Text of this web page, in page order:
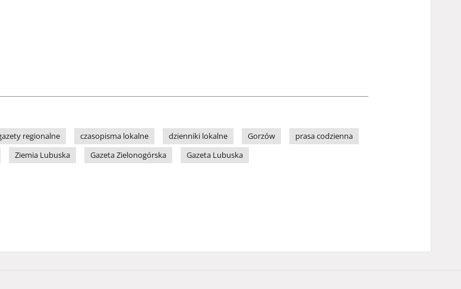
regionalne czasopisma lokalne dzienniki lokalne Gorzów
prasa codzienna
Ziemia Lubuska Gazeta Zielonogórska Gazeta Lubuska